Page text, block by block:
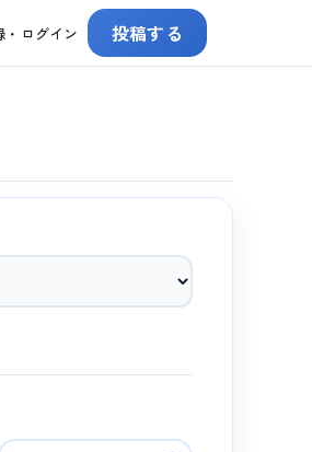
・ログイン 投稿する